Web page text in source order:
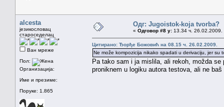
alcesta
језикословац
староседелац
Ван мреже
Пол:
Организација:
Име и презиме:
Поруке: 1.865
Одг: Jugoistok-koja tvorba?
« Одговор #8 у: 13.34 ч. 26.02.2009.
Цитирано: Ђорђе Божовић на 08.15 ч. 26.02.2009.
Ne može kompozicija nikako spadati u derivaciju, jer su
Pa tako sam i ja mislila, ali rekoh, možda
proniknem u logiku autora testova, ali ne